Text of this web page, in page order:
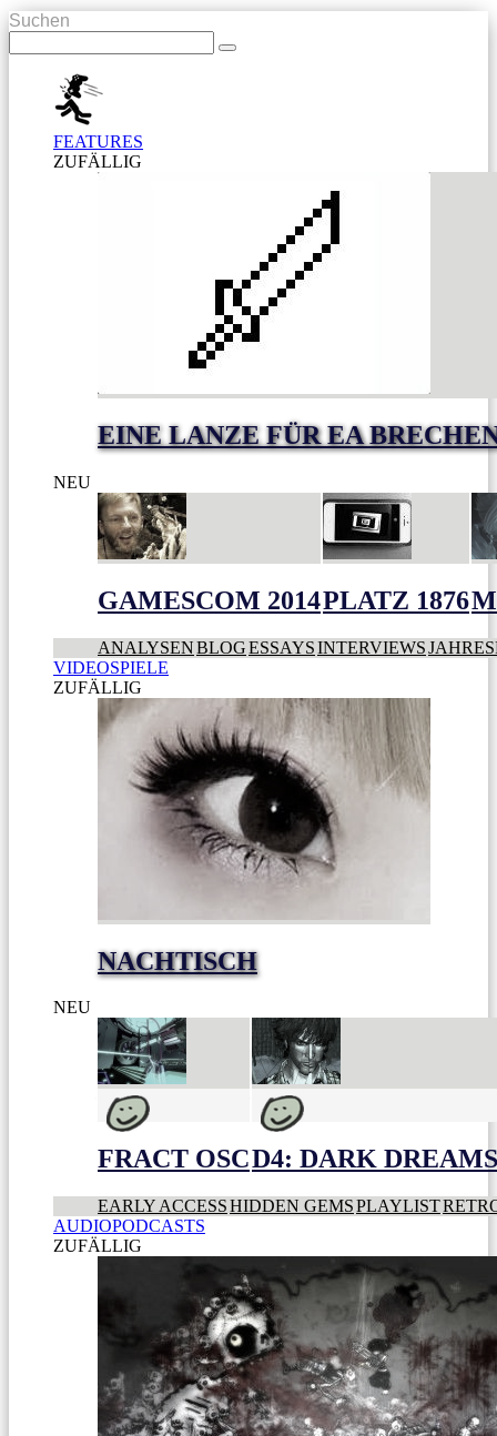
Suchen
FEATURES
ZUFÄLLIG
EINE LANZE FÜR EA
NEU
GAMESCOM 2014PLATZ 1876
ANALYSENBLOGESSAYSINTERVIEWS
VIDEOSPIELE
ZUFÄLLIG
NACHTISCH
NEU
FRACT OSCD4: DARK
EARLY ACCESSHIDDEN GEMSPLAYLIST
AUDIOPODCASTS
ZUFÄLLIG